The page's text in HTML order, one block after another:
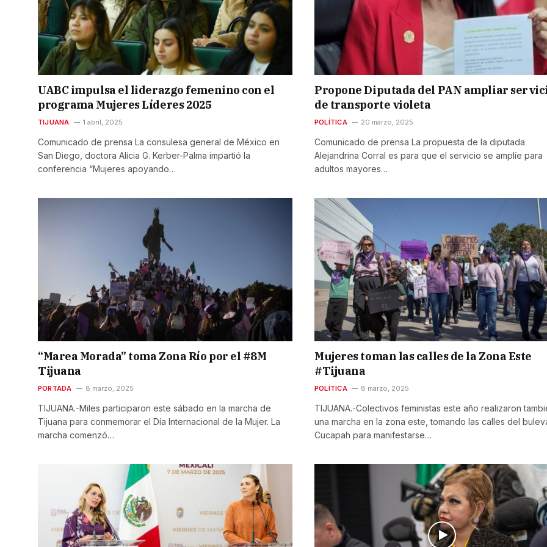
UABC impulsa el liderazgo femenino con el
programa Mujeres Líderes 2025
TIJUANA 1 abril, 2025
Comunicado de prensa La consulesa general de México en
San Diego, doctora Alicia G. Kerber-Palma impartió la
conferencia “Mujeres apoyando…
Propone Diputada del PAN ampliar
de transporte violeta
POLÍTICA 20 marzo, 2025
Comunicado de prensa La propuesta de la diputada
Alejandrina Corral es para que el servicio se amplíe para
adultos mayores…
“Marea Morada” toma Zona Río por el #8M
Tijuana
PORTADA 8 marzo, 2025
TIJUANA.-Miles participaron este sábado en la marcha de
Tijuana para conmemorar el Día Internacional de la Mujer. La
marcha comenzó…
Mujeres toman las calles de la Zona Este
#Tijuana
POLÍTICA 8 marzo, 2025
TIJUANA.-Colectivos feministas este año realizaron
una marcha en la zona este, tomando las calles del
Cucapah para manifestarse…